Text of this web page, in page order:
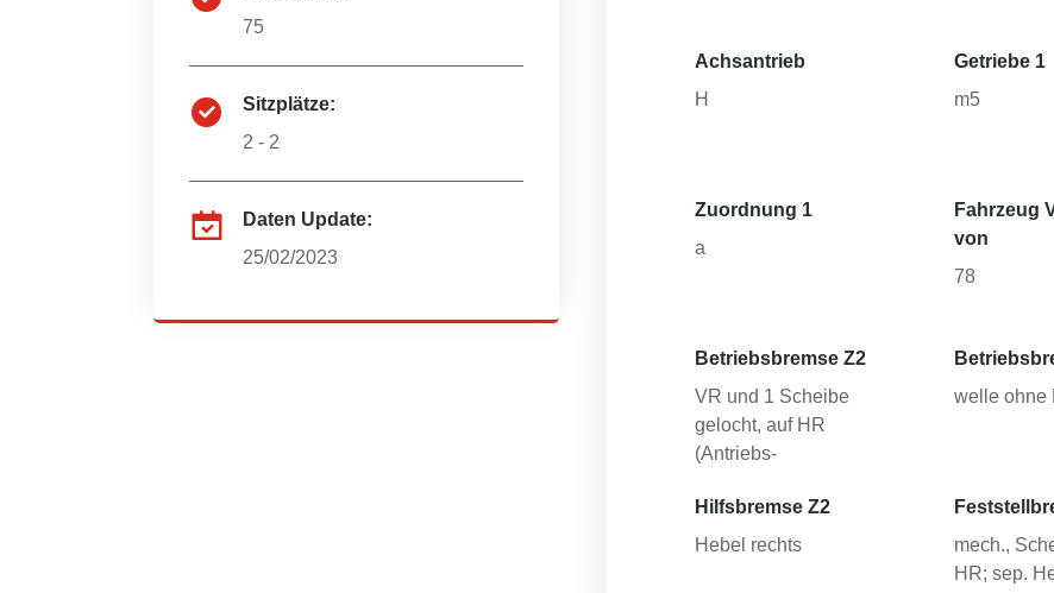
75
Sitzplätze:
2 - 2
Daten Update:
25/02/2023
Achsantrieb
H
Getriebe 1
m5
Zuordnung 1
a
Fahrzeug
von
78
Betriebsbremse Z2
VR und 1 Scheibe
gelocht, auf HR
(Antriebs-
welle ohne
Hilfsbremse Z2
Hebel rechts
mech.,
HR; sep.